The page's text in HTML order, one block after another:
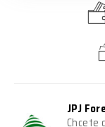
JPJ
Chcete